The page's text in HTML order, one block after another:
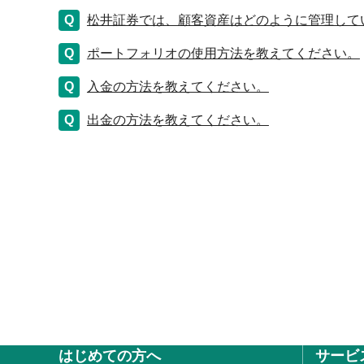
松井証券では、顧客資産はどのように管理して
ポートフォリオの使用方法を教えてください。
入金の方法を教えてください。
出金の方法を教えてください。
はじめての方へ サービ